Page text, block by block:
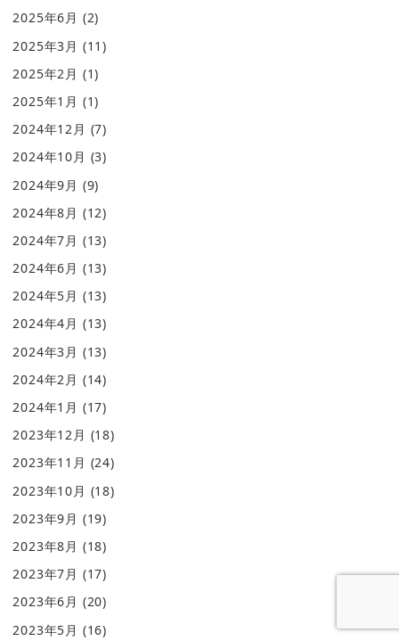
2025年6月 (2)
2025年3月 (11)
2025年2月 (1)
2025年1月 (1)
2024年12月 (7)
2024年10月 (3)
2024年9月 (9)
2024年8月 (12)
2024年7月 (13)
2024年6月 (13)
2024年5月 (13)
2024年4月 (13)
2024年3月 (13)
2024年2月 (14)
2024年1月 (17)
2023年12月 (18)
2023年11月 (24)
2023年10月 (18)
2023年9月 (19)
2023年8月 (18)
2023年7月 (17)
2023年6月 (20)
2023年5月 (16)